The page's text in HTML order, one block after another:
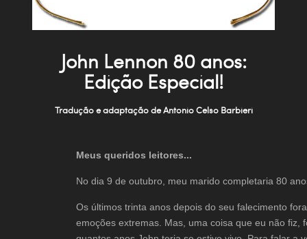
John Lennon 80 anos:
Edição Especial!
Tradução e adaptação de Antonio Celso Barbieri
Meus queridos leitores...
No dia 9 de outubro, meu marido completaria 80
Os últimos trinta anos depois do seu falecimento
emoções extremas. Mas, uma coisa que eu não fiz,